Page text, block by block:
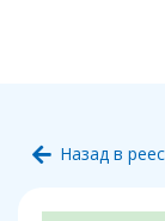
Назад в